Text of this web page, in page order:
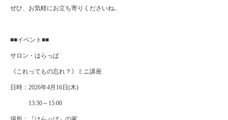
ぜひ、お気軽にお立ち寄りくださいね。
■■イベント■■
サロン・はらっぱ
《これってもの忘れ？》ミニ講座
日時：2026年4月16日(木)
13:30～15:00